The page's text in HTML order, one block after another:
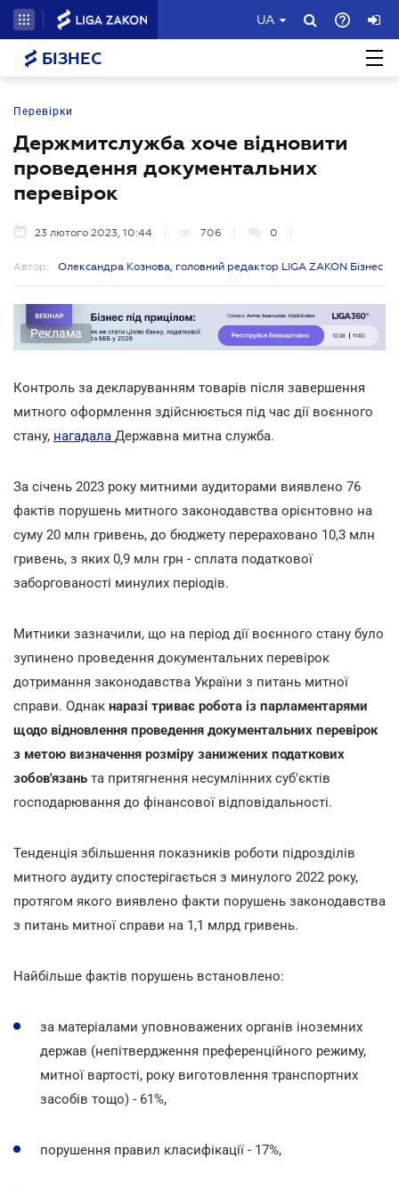
UA
БІЗНЕС
Перевірки
Держмитслужба хоче відновити
проведення документальних
перевірок
23 лютого 2023, 10:44 706 0
Автор: Олександра Кознова, головний редактор LIGA ZAKON Бізнес
Реклама
Контроль за декларуванням товарів після завершення
митного оформлення здійснюється під час дії воєнного
стану, нагадала Державна митна служба.
За січень 2023 року митними аудиторами виявлено 76
фактів порушень митного законодавства орієнтовно на
суму 20 млн гривень, до бюджету перераховано 10,3 млн
гривень, з яких 0,9 млн грн - сплата податкової
заборгованості минулих періодів.
Митники зазначили, що на період дії воєнного стану було
зупинено проведення документальних перевірок
дотримання законодавства України з питань митної
справи. Однак наразі триває робота із парламентарями
щодо відновлення проведення документальних перевірок
з метою визначення розміру занижених податкових
зобов'язань та притягнення несумлінних суб'єктів
господарювання до фінансової відповідальності.
Тенденція збільшення показників роботи підрозділів
митного аудиту спостерігається з минулого 2022 року,
протягом якого виявлено факти порушень законодавства
з питань митної справи на 1,1 млрд гривень.
Найбільше фактів порушень встановлено:
за матеріалами уповноважених органів іноземних
держав (непітвердження преференційного режиму,
митної вартості, року виготовлення транспортних
засобів тощо) - 61%,
порушення правил класифікації - 17%,